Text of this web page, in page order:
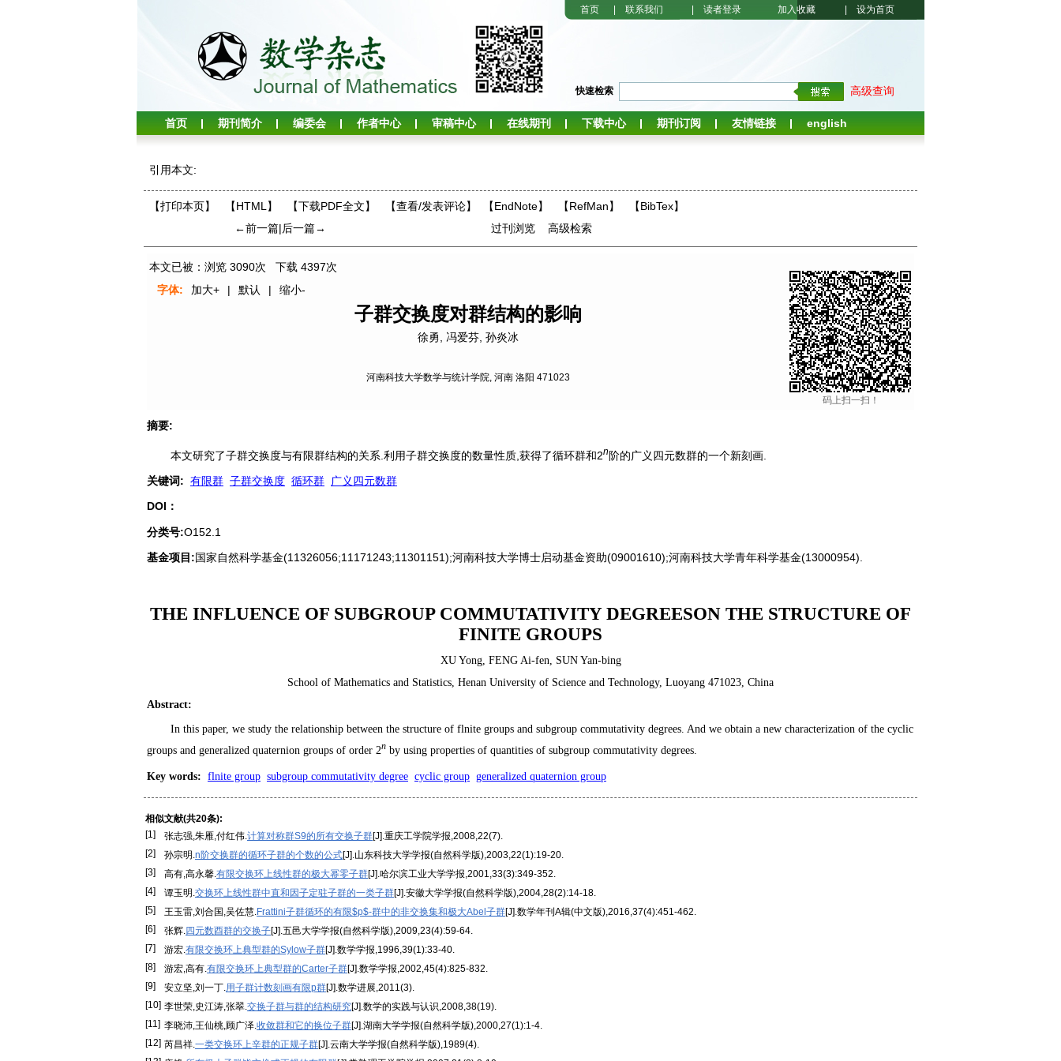
首页 联系我们 读者登录 加入收藏 设为首页
快速检索 高级查询
首页 期刊简介 编委会 作者中心 审稿中心 在线期刊 下载中心 期刊订阅 友情链接 english
引用本文:
【打印本页】 【HTML】 【下载PDF全文】 【查看/发表评论】 【EndNote】 【RefMan】
【BibTex】
←前一篇|后一篇→ 过刊浏览 高级检索
本文已被：浏览 3090次 下载 4397次
码上扫一扫！
字体: 加大+ | 默认 | 缩小-
子群交换度对群结构的影响
徐勇 冯爱芬, 孙炎冰
河南科技大学数学与统计学院, 河南 洛阳 471023
摘要:
本文研究了子群交换度与有限群结构的关系.利用子群交换度的数量性质,获得了循环群和2n 阶的广义四元数群的一个新刻画.
关键词: 有限群 子群交换度 循环群
广义四元数群
DOI：
分类号:O152.1
基金项目:国家自然科学基金(11326056;11171243;11301151);河南科技大学博士启动基金资助(09001610);河南科技大学青年科学基金(13000954).
THE INFLUENCE OF SUBGROUP COMMUTATIVITY DEGREESON THE STRUCTURE OF
FINITE GROUPS
XU Yong, FENG Ai-fen, SUN Yan-bing
School of Mathematics and Statistics, Henan University of Science and Technology, Luoyang 471023, China
Abstract:
In this paper, we study the relationship between the structure of flnite groups and subgroup commutativity degrees. And we obtain a new characterization of the cyclic
groups and generalized quaternion groups of order 2n by using properties of quantities of subgroup commutativity degrees.
Key words: flnite group subgroup commutativity degree cyclic group generalized quaternion group
相似文献(共20条):
[1]
张志强,朱雁,付红伟.计算对称群S9的所有交换子群[J].重庆工学院学报,2008,22(7).
[2]
孙宗明.n阶交换群的循环子群的个数的公式[J].山东科技大学学报(自然科学版),2003,22(1):19-20.
[3]
高有,高永馨.有限交换环上线性群的极大幂零子群[J].哈尔滨工业大学学报,2001,33(3):349-352.
[4]
谭玉明.交换环上线性群中直和因子定驻子群的一类子群[J].安徽大学学报(自然科学版),2004,28(2):14-18.
[5]
王玉雷,刘合国,吴佐慧.Frattini子群循环的有限$p$-群中的非交换集和极大Abel子群[J].数学年刊A辑(中文版),2016,37(4):451-462.
[6]
张辉.四元数酉群的交换子[J].五邑大学学报(自然科学版),2009,23(4):59-64.
[7]
游宏.有限交换环上典型群的Sylow子群[J].数学学报,1996,39(1):33-40.
[8]
游宏,高有.有限交换环上典型群的Carter子群[J].数学学报,2002,45(4):825-832.
[9]
安立坚,刘一丁.用子群计数刻画有限p群[J].数学进展,2011(3).
[10] 李世荣,史江涛,张翠.交换子群与群的结构研究[J].数学的实践与认识,2008,38(19).
[11] 李晓沛,王仙桃,顾广泽.收敛群和它的换位子群[J].湖南大学学报(自然科学版),2000,27(1):1-4.
[12] 芮昌祥.一类交换环上辛群的正规子群[J].云南大学学报(自然科学版),1989(4).